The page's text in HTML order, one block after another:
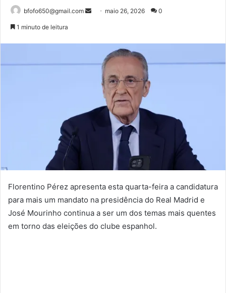
bfofo650@gmail.com
Mandemaio 26, 2026 0
1 minuto de leitura
Florentino Pérez apresenta esta quarta-feira a candidatura
para mais um mandato na presidência do Real Madrid e
José Mourinho continua a ser um dos temas mais quentes
em torno das eleições do clube espanhol.